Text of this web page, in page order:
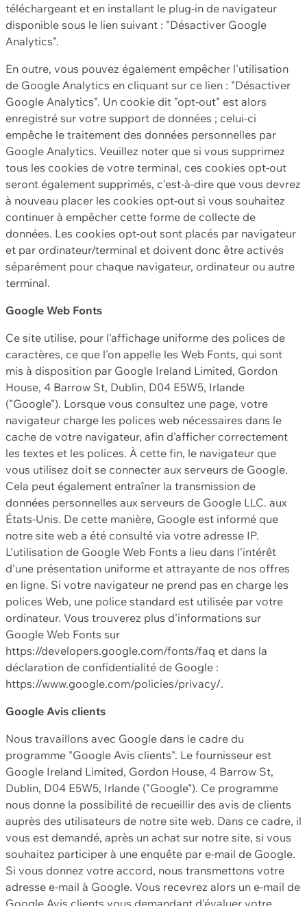
téléchargeant et en installant le plug-in de navigateur
disponible sous le lien suivant : "Désactiver Google
Analytics".
En outre, vous pouvez également empêcher l'utilisation
de Google Analytics en cliquant sur ce lien : "Désactiver
Google Analytics". Un cookie dit "opt-out" est alors
enregistré sur votre support de données ; celui-ci
empêche le traitement des données personnelles par
Google Analytics. Veuillez noter que si vous supprimez
tous les cookies de votre terminal, ces cookies opt-out
seront également supprimés, c'est-à-dire que vous devrez
à nouveau placer les cookies opt-out si vous souhaitez
continuer à empêcher cette forme de collecte de
données. Les cookies opt-out sont placés par navigateur
et par ordinateur/terminal et doivent donc être activés
séparément pour chaque navigateur, ordinateur ou autre
terminal.
Google Web Fonts
Ce site utilise, pour l'affichage uniforme des polices de
caractères, ce que l'on appelle les Web Fonts, qui sont
mis à disposition par Google Ireland Limited, Gordon
House, 4 Barrow St, Dublin, D04 E5W5, Irlande
("Google"). Lorsque vous consultez une page, votre
navigateur charge les polices web nécessaires dans le
cache de votre navigateur, afin d'afficher correctement
les textes et les polices. À cette fin, le navigateur que
vous utilisez doit se connecter aux serveurs de Google.
Cela peut également entraîner la transmission de
données personnelles aux serveurs de Google LLC. aux
États-Unis. De cette manière, Google est informé que
notre site web a été consulté via votre adresse IP.
L'utilisation de Google Web Fonts a lieu dans l'intérêt
d'une présentation uniforme et attrayante de nos offres
en ligne. Si votre navigateur ne prend pas en charge les
polices Web, une police standard est utilisée par votre
ordinateur. Vous trouverez plus d'informations sur
Google Web Fonts sur
https://developers.google.com/fonts/faq et dans la
déclaration de confidentialité de Google :
https://www.google.com/policies/privacy/.
Google Avis clients
Nous travaillons avec Google dans le cadre du
programme "Google Avis clients". Le fournisseur est
Google Ireland Limited, Gordon House, 4 Barrow St,
Dublin, D04 E5W5, Irlande ("Google"). Ce programme
nous donne la possibilité de recueillir des avis de clients
auprès des utilisateurs de notre site web. Dans ce cadre, il
vous est demandé, après un achat sur notre site, si vous
souhaitez participer à une enquête par e-mail de Google.
Si vous donnez votre accord, nous transmettons votre
adresse e-mail à Google. Vous recevrez alors un e-mail de